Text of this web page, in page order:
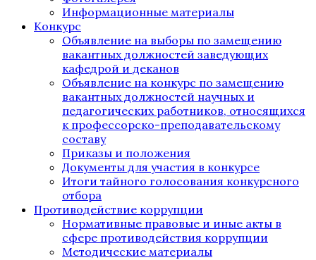
Информационные материалы
Конкурс
Объявление на выборы по замещению
вакантных должностей заведующих
кафедрой и деканов
Объявление на конкурс по замещению
вакантных должностей научных и
педагогических работников, относящихся
к профессорско-преподавательскому
составу
Приказы и положения
Документы для участия в конкурсе
Итоги тайного голосования конкурсного
отбора
Противодействие коррупции
Нормативные правовые и иные акты в
сфере противодействия коррупции
Методические материалы